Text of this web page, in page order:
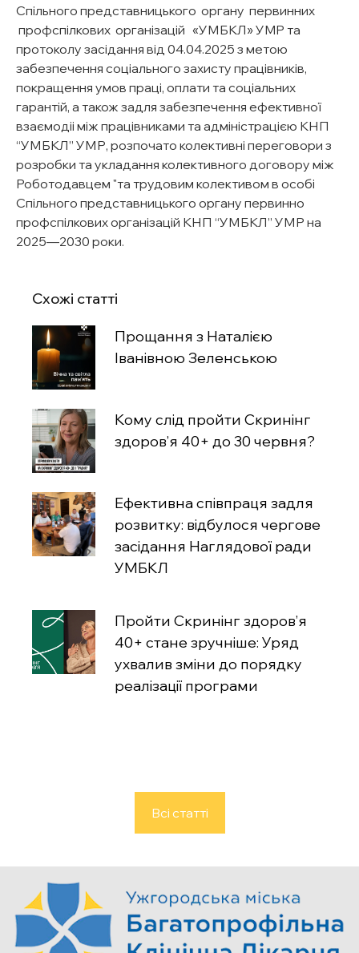
Спільного представницького органу первинних
профспілкових організацій «УМБКЛ» УMP та
протоколу засідання від 04.04.2025 з метою
забезпечення соціального захисту працівників,
покращення умов праці, оплати та соціальних
гарантій, а також задля забезпечення ефективної
взаємодіі між працівниками та адміністрацією КНП
“УМБКЛ” УМР, розпочато колективні переговори з
розробки та укладання колективного договору між
Роботодавцем "та трудовим колективом в особі
Спільного представницького органу первинно
профспілкових організацій КНП “УМБКЛ” УМР на
2025—2030 роки.
Схожі статті
Прощання з Наталією
Іванівною Зеленською
Кому слід пройти Скринінг
здоров’я 40+ до 30 червня?
Ефективна співпраця задля
розвитку: відбулося чергове
засідання Наглядової ради
УМБКЛ
Пройти Скринінг здоров’я
40+ стане зручніше: Уряд
ухвалив зміни до порядку
реалізації програми
Всі статті